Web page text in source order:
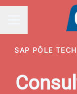
SAP PÔLE